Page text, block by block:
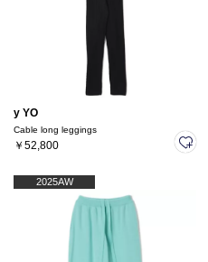
y YO
Cable long leggings
￥52,800
2025AW